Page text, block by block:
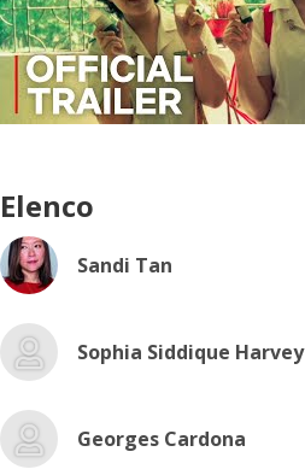
Elenco
Sandi Tan
Sophia Siddique Harvey
Georges Cardona